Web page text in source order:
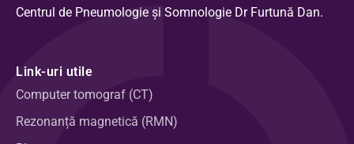
Centrul de Pneumologie și Somnologie Dr Furtună Dan.
Link-uri utile
Computer tomograf (CT)
Rezonanță magnetică (RMN)